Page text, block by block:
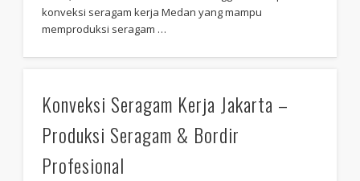
konveksi seragam kerja Medan yang mampu
memproduksi seragam …
Konveksi Seragam Kerja Jakarta –
Produksi Seragam & Bordir
Profesional